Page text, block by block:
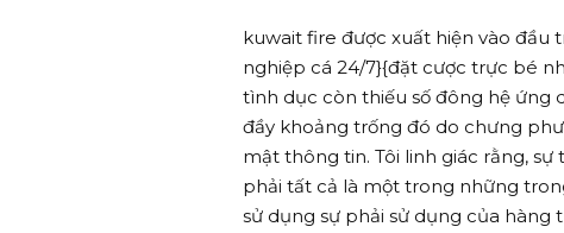
kuwait fire được xuất hiện vào đầu
nghiệp cá 24/7}{đặt cược trực bé
tình dục còn thiếu số đông hệ ứng
đầy khoảng trống đó do chưng
mật thông tin. Tôi linh giác rằng,
phải tất cả là một trong những
sử dụng sự phải sử dụng của